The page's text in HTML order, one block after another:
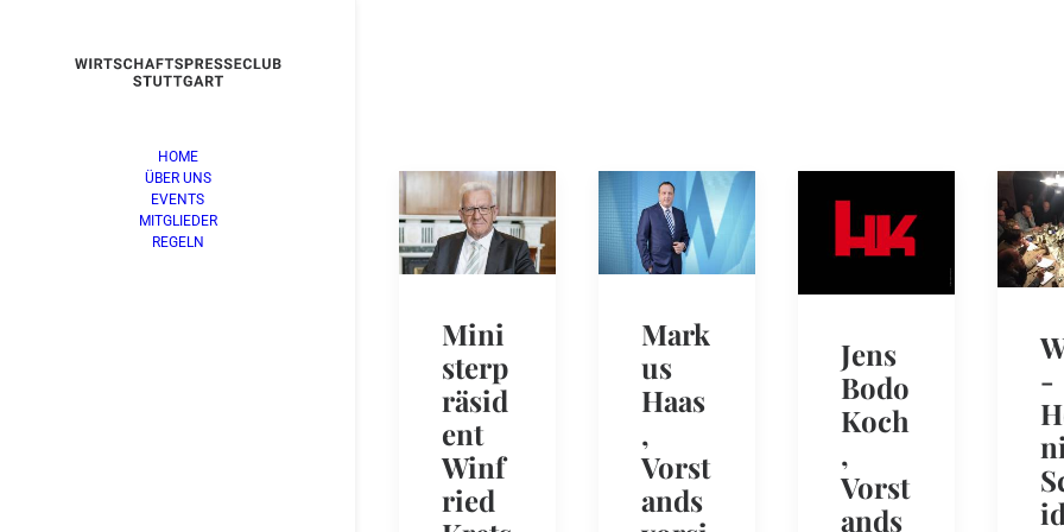
HOME
ÜBER UNS
EVENTS
MITGLIEDER
REGELN
Mini
sterp
räsid
ent
Winf
ried
Mark
us
Haas
,
Vorst
ands
Jens
Bodo
Koch
,
Vorst
ands
-